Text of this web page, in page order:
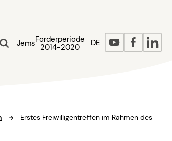
JemsFörderperiode
2014-2020
DE
Erstes Freiwilligentreffen im Rahmen des